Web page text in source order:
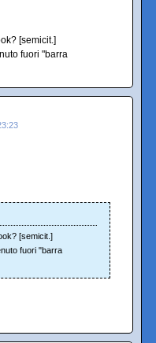
[semicit.]
fuori "barra
[semicit.]
fuori "barra